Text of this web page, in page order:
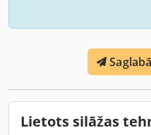
Lietots silāžas